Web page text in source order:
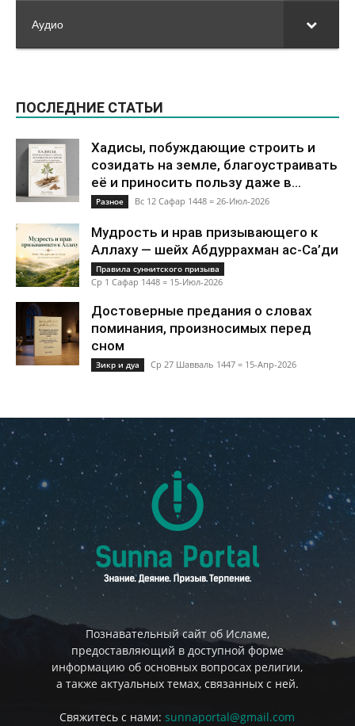
Аудио
ПОСЛЕДНИЕ СТАТЬИ
Хадисы, побуждающие строить и
созидать на земле, благоустраивать
её и приносить пользу даже в...
Разное Вс 12 Сафар 1448 = 26-Июл-2026
Мудрость и нрав призывающего к
Аллаху — шейх Абдуррахман ас-Са’ди
Правила суннитского призыва
Ср 1 Сафар 1448 = 15-Июл-2026
Достоверные предания о словах
поминания, произносимых перед
сном
Зикр и дуа Ср 27 Шавваль 1447 = 15-Апр-2026
Познавательный сайт об Исламе,
предоставляющий в доступной форме
информацию об основных вопросах религии,
а также актуальных темах, связанных с ней.
Свяжитесь с нами: sunnaportal@gmail.com